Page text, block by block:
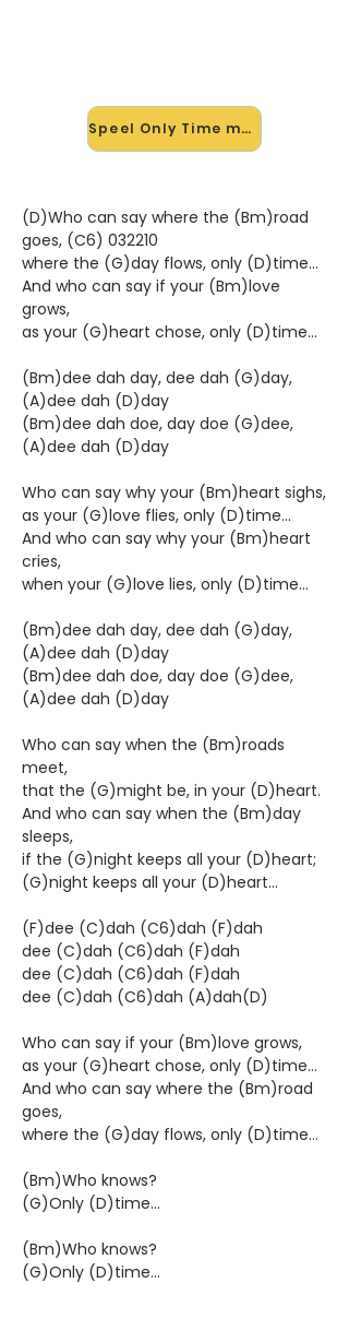
Speel Only Time mee →
(D)Who can say where the (Bm)road
goes, (C6) 032210
where the (G)day flows, only (D)time...
And who can say if your (Bm)love
grows,
as your (G)heart chose, only (D)time...
(Bm)dee dah day, dee dah (G)day,
(A)dee dah (D)day
(Bm)dee dah doe, day doe (G)dee,
(A)dee dah (D)day
Who can say why your (Bm)heart sighs,
as your (G)love flies, only (D)time...
And who can say why your (Bm)heart
cries,
when your (G)love lies, only (D)time...
(Bm)dee dah day, dee dah (G)day,
(A)dee dah (D)day
(Bm)dee dah doe, day doe (G)dee,
(A)dee dah (D)day
Who can say when the (Bm)roads
meet,
that the (G)might be, in your (D)heart.
And who can say when the (Bm)day
sleeps,
if the (G)night keeps all your (D)heart;
(G)night keeps all your (D)heart...
(F)dee (C)dah (C6)dah (F)dah
dee (C)dah (C6)dah (F)dah
dee (C)dah (C6)dah (F)dah
dee (C)dah (C6)dah (A)dah(D)
Who can say if your (Bm)love grows,
as your (G)heart chose, only (D)time...
And who can say where the (Bm)road
goes,
where the (G)day flows, only (D)time...
(Bm)Who knows?
(G)Only (D)time...
(Bm)Who knows?
(G)Only (D)time...